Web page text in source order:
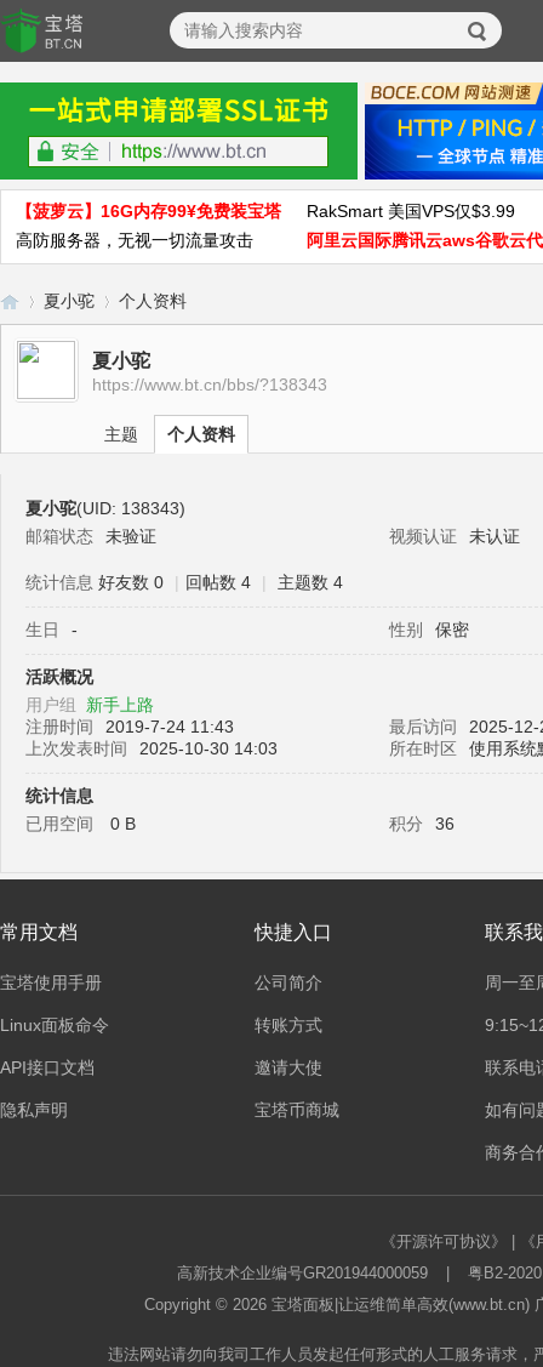
【菠萝云】16G内存99¥免费装宝塔
RakSmart 美国VPS仅$3.99
高防服务器，无视一切流量攻击
阿里云国际腾讯云aws谷歌云
宝›
夏小驼 个人资料
夏小驼
https://www.bt.cn/bbs/?138343
主题 个人资料
夏小驼(UID: 138343)
邮箱状态
未验证 视频认证 未认证
统计信息 好友数 0 | 回帖数 4 | 主题数 4
生日 - 性别 保密
活跃概况
用户组 新手上路
注册时间
2019-7-24 11:43 最后访问
2025-
上次发表时间
2025-10-30 14:03 所在时区 使用系统
统计信息
已用空间
0 B 积分 36
常用文档
宝塔使用手册
Linux面板命令
API接口文档
隐私声明
快捷入口
公司简介
转账方式
邀请大使
宝塔币商城
联系
周一至
联系电
如有问
商务合
《开源许可协议》
高新技术企业编号GR201944000059
粤B2-
Copyright © 2026 宝塔面板 |让运维简单高效
违法网站请勿向我司工作人员发起任何形式的人工服务请求，